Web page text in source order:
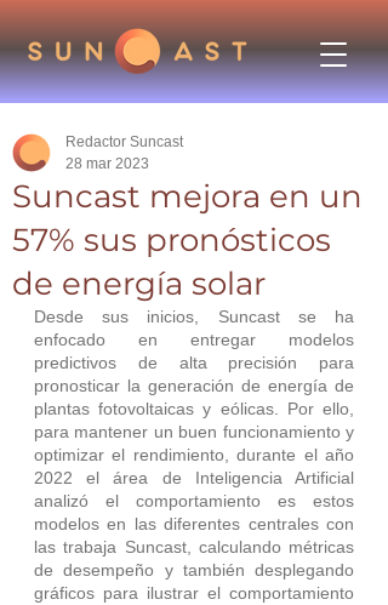
Suncast mejora en un
57% sus pronósticos
de energía solar
Redactor Suncast
28 mar 2023
Desde sus inicios, Suncast se ha
enfocado en entregar modelos
predictivos de alta precisión para
pronosticar la generación de energía de
plantas fotovoltaicas y eólicas. Por ello,
para mantener un buen funcionamiento y
optimizar el rendimiento, durante el año
2022 el área de Inteligencia Artificial
analizó el comportamiento es estos
modelos en las diferentes centrales con
las trabaja Suncast, calculando métricas
de desempeño y también desplegando
gráficos para ilustrar el comportamiento